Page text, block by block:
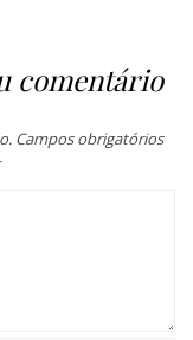
comentário
Campos obrigatórios